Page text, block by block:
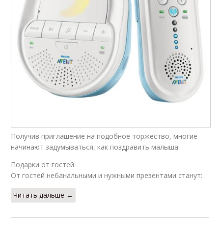
Получив приглашение на подобное торжество, многие
начинают задумываться, как поздравить малыша.
Подарки от гостей
От гостей небанальными и нужными презентами станут:
Читать дальше →